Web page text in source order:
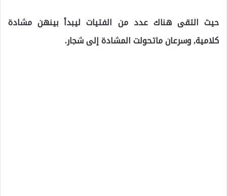
حيث التقى هناك عدد من الفتيات ليبدأ بينهن مشادة
كلامية, وسرعان ماتحولت المشادة إلى شجار.